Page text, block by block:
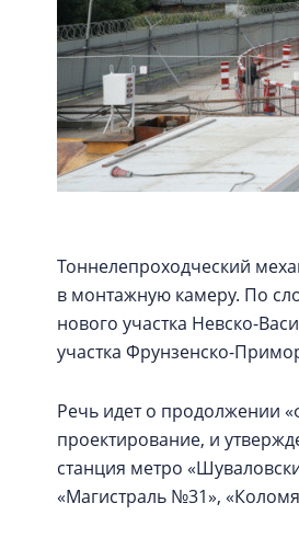
Тоннелепроходческий
в монтажную камеру. По
нового участка Невско-
участка Фрунзенско-
Речь идет о продолжении
проектирование, и
станция метро
«Магистраль №31»,